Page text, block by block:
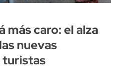
más caro: el alza
nuevas
turistas